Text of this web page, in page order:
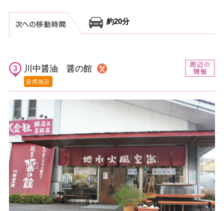
約20分
川中醤油 醤の館
提携施設